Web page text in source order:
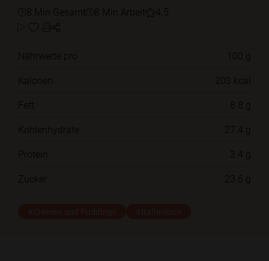
8 Min Gesamt 8 Min Arbeit 4.5
Nährwerte pro
100 g
Kalorien
203 kcal
Fett
8.8 g
Kohlenhydrate
27.4 g
Protein
3.4 g
Zucker
23.6 g